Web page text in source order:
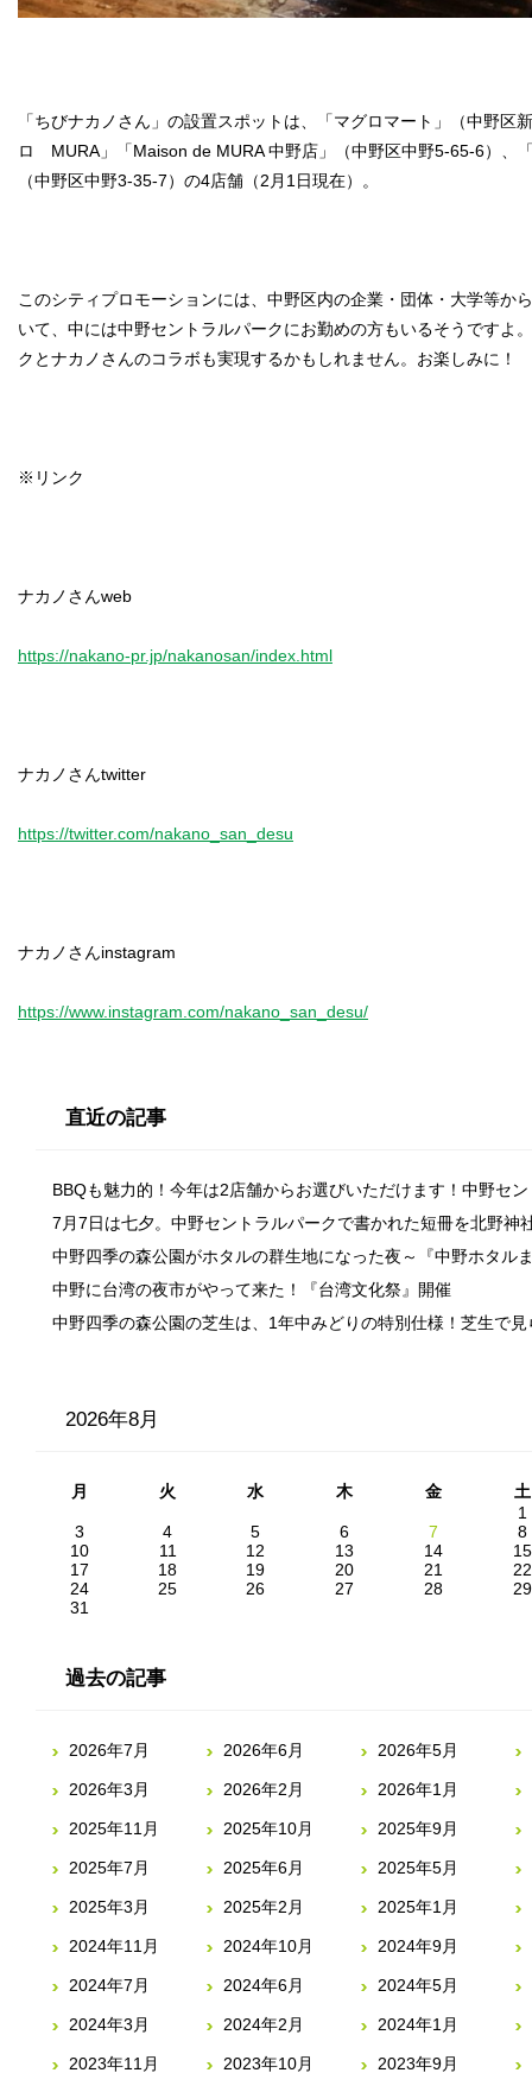
「ちびナカノさん」の設置スポットは、「マグロマート」（中野区
ロ MURA」「Maison de MURA 中野店」（中野区中野5-65-6）、
（中野区中野3-35-7）の4店舗（2月1日現在）。
このシティプロモーションには、中野区内の企業・団体・大学等か
いて、中には中野セントラルパークにお勤めの方もいるそうですよ
クとナカノさんのコラボも実現するかもしれません。お楽しみに！
※リンク
ナカノさんweb
https://nakano-pr.jp/nakanosan/index.html
ナカノさんtwitter
https://twitter.com/nakano_san_desu
ナカノさんinstagram
https://www.instagram.com/nakano_san_desu/
直近の記事
BBQも魅力的！今年は2店舗からお選びいただけます！中野セ
7月7日は七夕。中野セントラルパークで書かれた短冊を北野神
中野四季の森公園がホタルの群生地になった夜～『中野ホタル
中野に台湾の夜市がやって来た！『台湾文化祭』開催
中野四季の森公園の芝生は、1年中みどりの特別仕様！芝生で
2026年8月
月 火 水 木 金
土
1
3
4 5 6 7
8
10
11 12 13 14
15
17
18 19 20 21
22
24
25 26 27 28
29
31
過去の記事
2026年7月 2026年6月 2026年5月
2026年3月 2026年2月 2026年1月
2025年11月 2025年10月 2025年9月
2025年7月 2025年6月 2025年5月
2025年3月 2025年2月 2025年1月
2024年11月 2024年10月 2024年9月
2024年7月 2024年6月 2024年5月
2024年3月 2024年2月 2024年1月
2023年11月 2023年10月 2023年9月